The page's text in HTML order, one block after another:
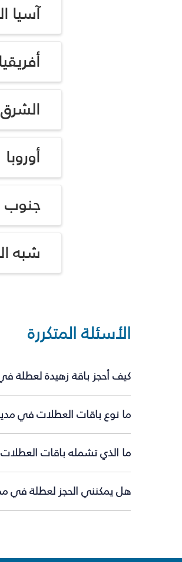
آسيا
أفريقيا
أوروبا
جنوب
شبه
الأسئلة المتكررة
كيف أحجز باقة زهيدة لعطلة
ما نوع باقات العطلات في
ما الذي تشمله باقات
هل يمكنني الحجز لعطلة في